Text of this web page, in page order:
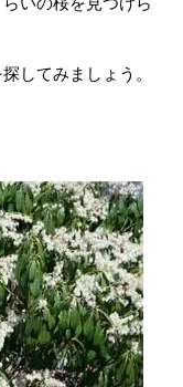
してみましょう。